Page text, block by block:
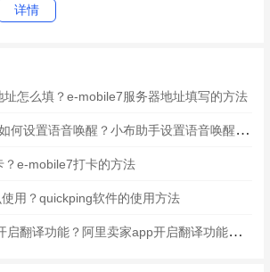
详情
怎么填？e-mobile7服务器地址填写的方法
小布智能语音助手如何设置语音唤醒？小布助手设置语音唤醒的方法
e-mobile7打卡的方法
用？quickping软件的使用方法
阿里卖家app怎么开启翻译功能？阿里卖家app开启翻译功能的方法